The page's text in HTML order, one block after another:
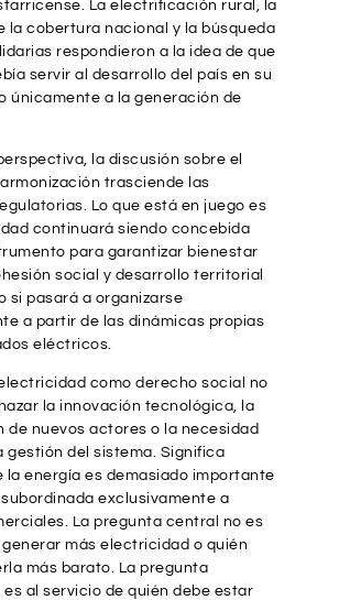
La electrificación rural, la
la cobertura nacional y la búsqueda
respondieron a la idea de que
servir al desarrollo del país en su
únicamente a la generación de
la discusión sobre el
trasciende las
Lo que está en juego es
continuará siendo concebida
para garantizar bienestar
social y desarrollo territorial
si pasará a organizarse
a partir de las dinámicas propias
eléctricos.
como derecho social no
la innovación tecnológica, la
de nuevos actores o la necesidad
gestión del sistema. Significa
la energía es demasiado importante
exclusivamente a
La pregunta central no es
más electricidad o quién
más barato. La pregunta
al servicio de quién debe estar